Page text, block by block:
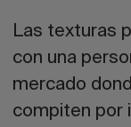
Las texturas
con una
mercado
compiten por